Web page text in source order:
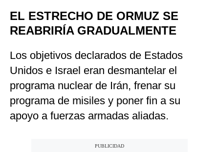
EL ESTRECHO DE ORMUZ SE
REABRIRÍA GRADUALMENTE
Los objetivos declarados de Estados
Unidos e Israel eran desmantelar el
programa nuclear de Irán, frenar su
programa de misiles y poner fin a su
apoyo a fuerzas armadas aliadas.